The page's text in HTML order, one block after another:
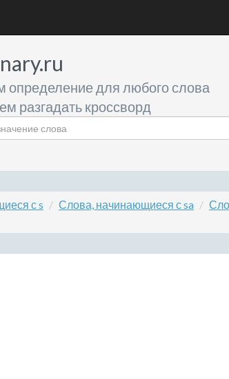
определение для любого слова
разгадать кроссворд
с s Слова, начинающиеся с sa